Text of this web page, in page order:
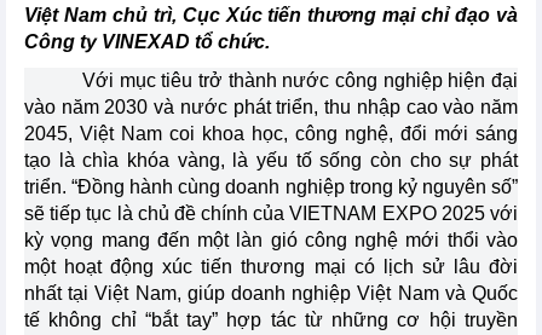
Việt Nam chủ trì, Cục Xúc tiến thương mại chỉ đạo và
Công ty VINEXAD tổ chức.
Với mục tiêu trở thành nước công nghiệp hiện đại
vào năm 2030 và nước phát triển, thu nhập cao vào năm
2045, Việt Nam coi khoa học, công nghệ, đổi mới sáng
tạo là chìa khóa vàng, là yếu tố sống còn cho sự phát
triển. “Đồng hành cùng doanh nghiệp trong kỷ nguyên số”
sẽ tiếp tục là chủ đề chính của VIETNAM EXPO 2025 với
kỳ vọng mang đến một làn gió công nghệ mới thổi vào
một hoạt động xúc tiến thương mại có lịch sử lâu đời
nhất tại Việt Nam, giúp doanh nghiệp Việt Nam và Quốc
tế không chỉ “bắt tay” hợp tác từ những cơ hội truyền